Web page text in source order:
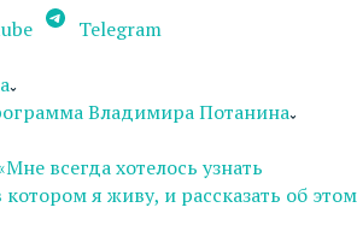
Telegram
Владимира Потанина
всегда хотелось узнать
я живу, и рассказать об этом